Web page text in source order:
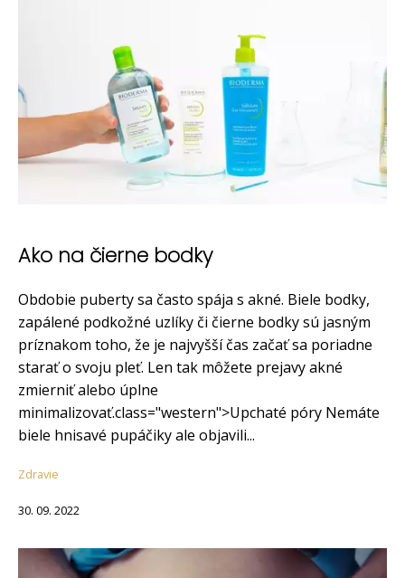
Ako na čierne bodky
Obdobie puberty sa často spája s akné. Biele bodky,
zapálené podkožné uzlíky či čierne bodky sú jasným
príznakom toho, že je najvyšší čas začať sa poriadne
starať o svoju pleť. Len tak môžete prejavy akné
zmierniť alebo úplne
minimalizovať.class="western">Upchaté póry Nemáte
biele hnisavé pupáčiky ale objavili...
Zdravie
30. 09. 2022